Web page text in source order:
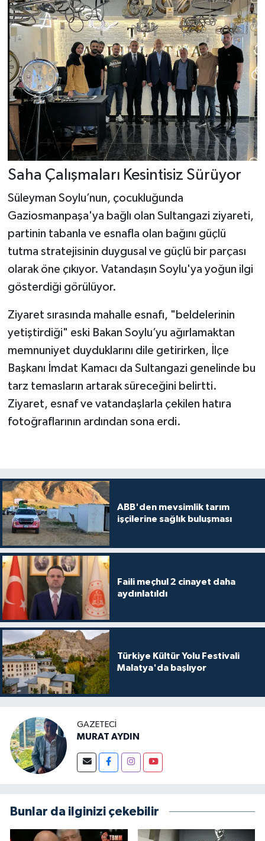
Saha Çalışmaları Kesintisiz Sürüyor
Süleyman Soylu’nun, çocukluğunda
Gaziosmanpaşa'ya bağlı olan Sultangazi ziyareti,
partinin tabanla ve esnafla olan bağını güçlü
tutma stratejisinin duygusal ve güçlü bir parçası
olarak öne çıkıyor. Vatandaşın Soylu'ya yoğun ilgi
gösterdiği görülüyor.
Ziyaret sırasında mahalle esnafı, "beldelerinin
yetiştirdiği" eski Bakan Soylu’yu ağırlamaktan
memnuniyet duyduklarını dile getirirken, İlçe
Başkanı İmdat Kamacı da Sultangazi genelinde bu
tarz temasların artarak süreceğini belirtti.
Ziyaret, esnaf ve vatandaşlarla çekilen hatıra
fotoğraflarının ardından sona erdi.
ABB'den mevsimlik tarım
işçilerine sağlık buluşması
Faili meçhul 2 cinayet daha
aydınlatıldı
Türkiye Kültür Yolu Festivali
Malatya'da başlıyor
GAZETECI
MURAT AYDIN
Bunlar da ilginizi çekebilir